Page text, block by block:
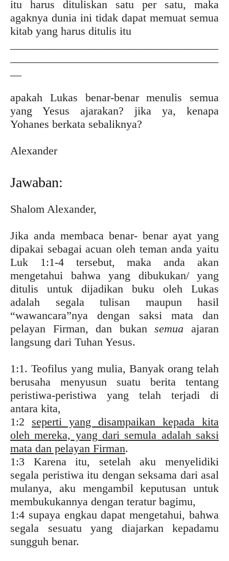
itu harus dituliskan satu per satu, maka
agaknya dunia ini tidak dapat memuat semua
kitab yang harus ditulis itu
apakah Lukas benar-benar menulis semua
yang Yesus ajarakan? jika ya, kenapa
Yohanes berkata sebaliknya?
Alexander
Jawaban:
Shalom Alexander,
Jika anda membaca benar- benar ayat yang
dipakai sebagai acuan oleh teman anda yaitu
Luk 1:1-4 tersebut, maka anda akan
mengetahui bahwa yang dibukukan/ yang
ditulis untuk dijadikan buku oleh Lukas
adalah segala tulisan maupun hasil
“wawancara”nya dengan saksi mata dan
pelayan Firman, dan bukansemua ajaran
langsung dari Tuhan Yesus.
1:1. Teofilus yang mulia, Banyak orang telah
berusaha menyusun suatu berita tentang
peristiwa-peristiwa yang telah terjadi di
antara kita,
1:2 seperti yang disampaikan kepada kita
oleh mereka, yang dari semula adalah saksi
mata dan pelayan Firman.
1:3 Karena itu, setelah aku menyelidiki
segala peristiwa itu dengan seksama dari asal
mulanya, aku mengambil keputusan untuk
membukukannya dengan teratur bagimu,
1:4 supaya engkau dapat mengetahui, bahwa
segala sesuatu yang diajarkan kepadamu
sungguh benar.